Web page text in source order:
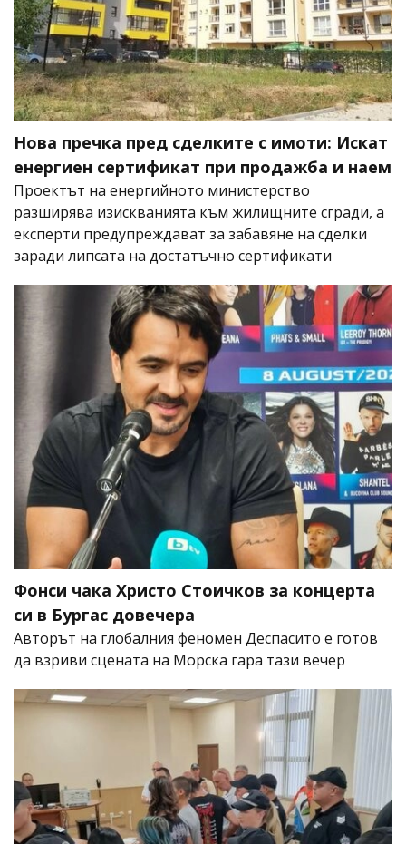
Нова пречка пред сделките с имоти: Искат
енергиен сертификат при продажба и наем
Проектът на енергийното министерство
разширява изискванията към жилищните сгради, а
експерти предупреждават за забавяне на сделки
заради липсата на достатъчно сертификати
Фонси чака Христо Стоичков за концерта
си в Бургас довечера
Авторът на глобалния феномен Деспасито е готов
да взриви сцената на Морска гара тази вечер